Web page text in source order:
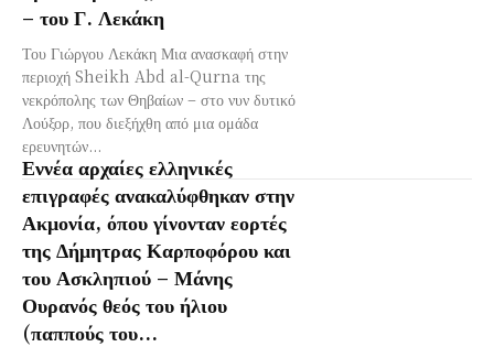
– του Γ. Λεκάκη
Του Γιώργου Λεκάκη Μια ανασκαφή στην
περιοχή Sheikh Abd al-Qurna της
νεκρόπολης των Θηβαίων – στο νυν δυτικό
Λούξορ, που διεξήχθη από μια ομάδα
ερευνητών...
Εννέα αρχαίες ελληνικές
επιγραφές ανακαλύφθηκαν στην
Ακμονία, όπου γίνονταν εορτές
της Δήμητρας Καρποφόρου και
του Ασκληπιού – Μάνης
Ουρανός θεός του ήλιου
(παππούς του...